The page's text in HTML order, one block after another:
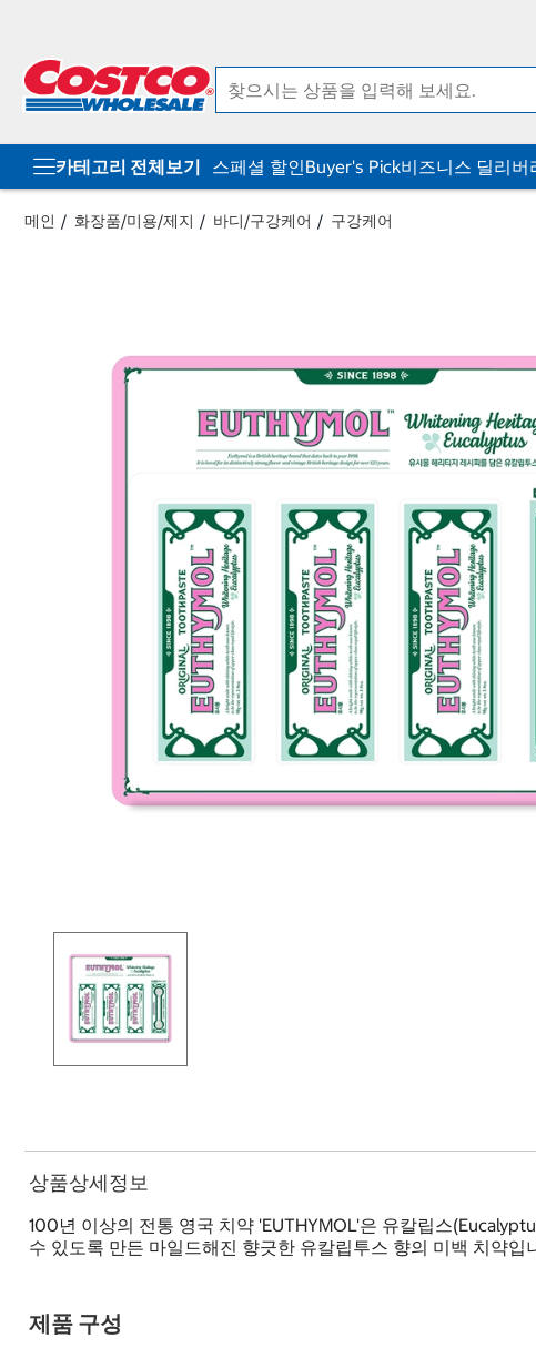
카테고리 전체보기 스페셜 할인Buyer's Pick비즈니스 딜리버
메인 화장품/미용/제지 바디/구강케어 구강케어
상품상세정보
100년 이상의 전통 영국 치약 'EUTHYMOL'은 유칼립스
수 있도록 만든 마일드해진 향긋한 유칼립투스 향의 미백 치약입
제품 구성